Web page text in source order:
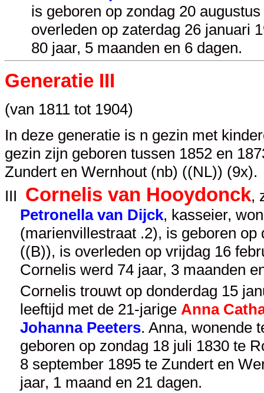
is geboren op zondag 20
overleden op zaterdag 26 januari
80 jaar, 5 maanden en 6 dagen.
Generatie III
(van 1811 tot 1904)
In deze generatie is n gezin met
gezin zijn geboren tussen 1852 en
Zundert en Wernhout (nb) ((NL)) (9x).
III Cornelis van Hooydonck,
Petronella van Dijck, kasseier,
(marienvillestraat .2), is geboren
((B)), is overleden op vrijdag 16
Cornelis werd 74 jaar, 3 maanden
Cornelis trouwt op donderdag 15
leeftijd met de 21-jarige Anna
Johanna Peeters. Anna, wonende
geboren op zondag 18 juli 1830 te
8 september 1895 te Zundert en
jaar, 1 maand en 21 dagen.